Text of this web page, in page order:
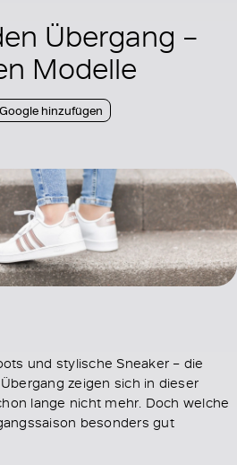
Übergang –
Modelle
hinzufügen
und stylische Sneaker – die
zeigen sich in dieser
lange nicht mehr. Doch welche
besonders gut